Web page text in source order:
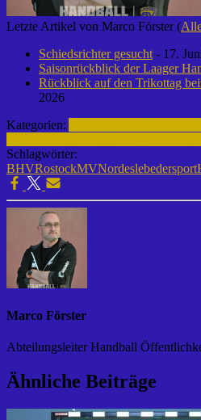
Letzte Artikel von Marco Förster(
Schiedsrichter gesucht - 17.
Saisonrückblick der Laager
Rückblick auf den Trikottag
2026
Kategorien:
Schlagwörter:
BHVRostockMVNordeslebedersport
Marco Förster
Abteilungsleiter Handball
Ähnliche Beiträge